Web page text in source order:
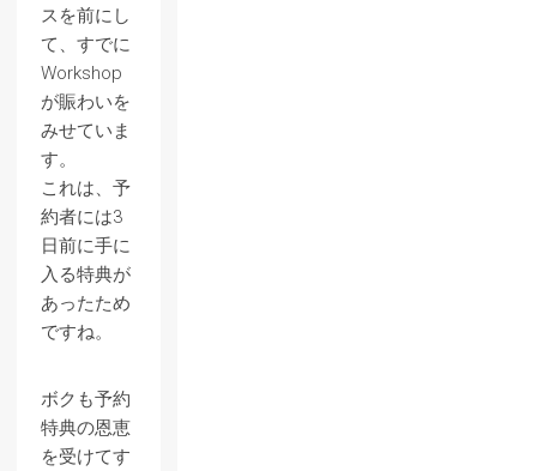
スを前にし
て、すでに
Workshop
が賑わいを
みせていま
す。
これは、予
約者には3
日前に手に
入る特典が
あったため
ですね。
ボクも予約
特典の恩恵
を受けてす